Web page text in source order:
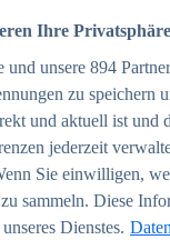
2025
Ihre Privatsphäre
und unsere 894
zu speichern
und aktuell ist und
jederzeit
Sie einwilligen,
sammeln. Diese
Dienstes.